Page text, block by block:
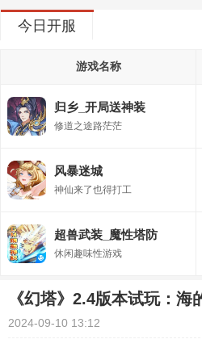
今日开服
游戏名称
归乡_开局送神装
修道之途路茫茫
风暴迷城
神仙来了也得打工
超兽武装_魔性塔防
休闲趣味性游戏
《幻塔》2.4版本试玩：
2024-09-10 13:12